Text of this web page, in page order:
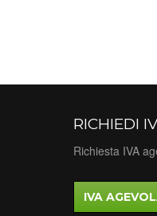
RICHIEDI
Richiesta IVA
IVA